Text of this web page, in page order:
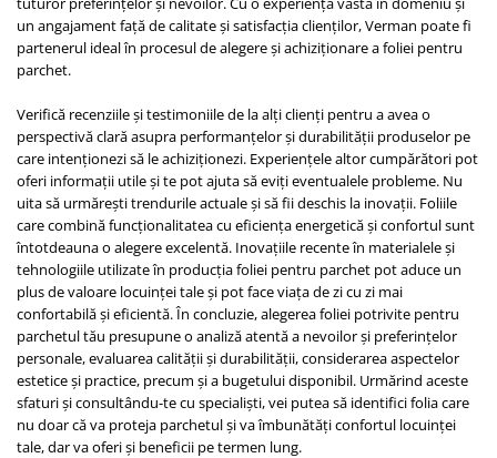
un angajament față de calitate și satisfacția clienților, Verman poate fi
partenerul ideal în procesul de alegere și achiziționare a foliei pentru
parchet.
Verifică recenziile și testimoniile de la alți clienți pentru a avea o
perspectivă clară asupra performanțelor și durabilității produselor pe
care intenționezi să le achiziționezi. Experiențele altor cumpărători pot
oferi informații utile și te pot ajuta să eviți eventualele probleme. Nu
uita să urmărești trendurile actuale și să fii deschis la inovații. Foliile
care combină funcționalitatea cu eficiența energetică și confortul sunt
întotdeauna o alegere excelentă. Inovațiile recente în materialele și
tehnologiile utilizate în producția foliei pentru parchet pot aduce un
plus de valoare locuinței tale și pot face viața de zi cu zi mai
confortabilă și eficientă. În concluzie, alegerea foliei potrivite pentru
parchetul tău presupune o analiză atentă a nevoilor și preferințelor
personale, evaluarea calității și durabilității, considerarea aspectelor
estetice și practice, precum și a bugetului disponibil. Urmărind aceste
sfaturi și consultându-te cu specialiști, vei putea să identifici folia care
nu doar că va proteja parchetul și va îmbunătăți confortul locuinței
tale, dar va oferi și beneficii pe termen lung.